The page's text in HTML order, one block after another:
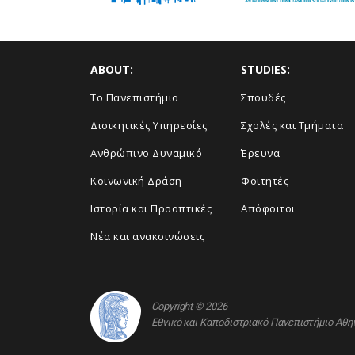
ABOUT:
Το Πανεπιστήμιο
Διοικητικές Υπηρεσίες
Ανθρώπινο Δυναμικό
Κοινωνική Δράση
Ιστορία και Προοπτικές
Νέα και ανακοινώσεις
STUDIES:
Σπουδές
Σχολές και Τμήματα
Έρευνα
Φοιτητές
Απόφοιτοι
Copyright © 2026
Εθνικό και Καποδιστριακό Πανεπιστήμιο